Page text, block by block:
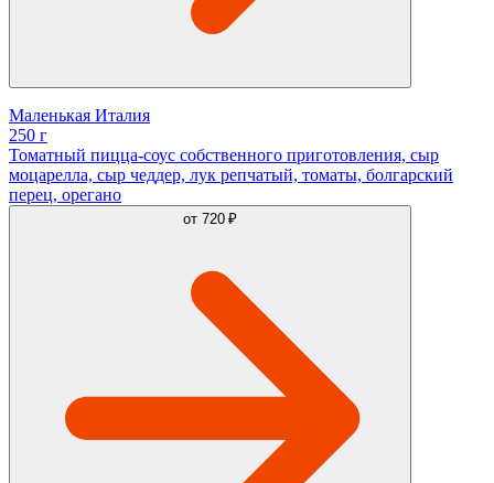
Маленькая Италия
250 г
Томатный пицца-соус собственного приготовления, сыр
моцарелла, сыр чеддер, лук репчатый, томаты, болгарский
перец, орегано
от 720 ₽